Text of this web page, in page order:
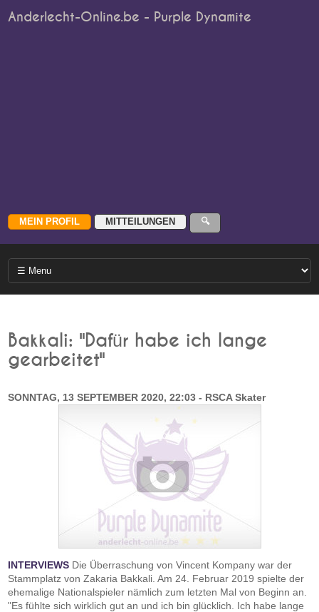
Anderlecht-Online.be - Purple Dynamite
Bakkali: "Dafür habe ich lange
gearbeitet"
SONNTAG, 13 SEPTEMBER 2020, 22:03 - RSCA Skater
INTERVIEWS Die Überraschung von Vincent Kompany war der
Stammplatz von Zakaria Bakkali. Am 24. Februar 2019 spielte der
ehemalige Nationalspieler nämlich zum letzten Mal von Beginn an.
"Es fühlte sich wirklich gut an und ich bin glücklich. Ich habe lange